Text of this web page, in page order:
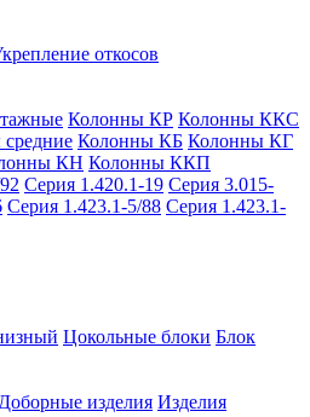
откосов
Колонны КР Колонны ККС
Колонны КБ Колонны КГ
КН Колонны ККП
Серия 1.420.1-19 Серия 3.015-
Серия 1.423.1-5/88 Серия 1.423.1-
Цокольные блоки Блок
Доборные изделия Изделия